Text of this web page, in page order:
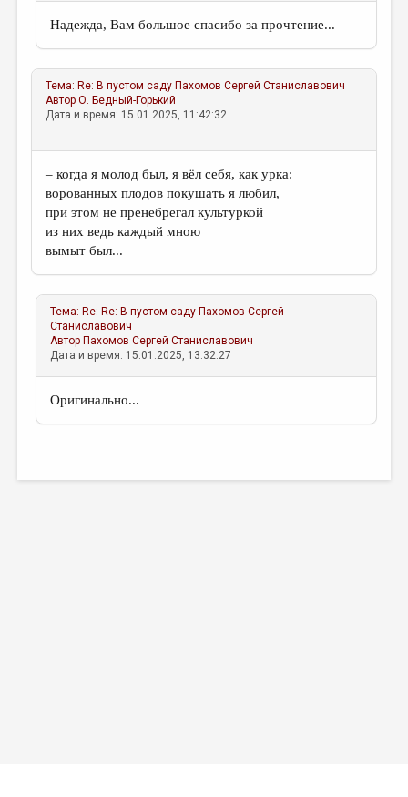
Надежда, Вам большое спасибо за прочтение...
Тема: Re: В пустом саду Пахомов Сергей Станиславович
АвторО. Бедный-Горький
Дата и время: 15.01.2025, 11:42:32
– когда я молод был, я вёл себя, как урка:
ворованных плодов покушать я любил,
при этом не пренебрегал культуркой
из них ведь каждый мною
вымыт был...
Тема: Re: Re: В пустом саду Пахомов Сергей
Станиславович
Автор Пахомов Сергей Станиславович
Дата и время: 15.01.2025, 13:32:27
Оригинально...